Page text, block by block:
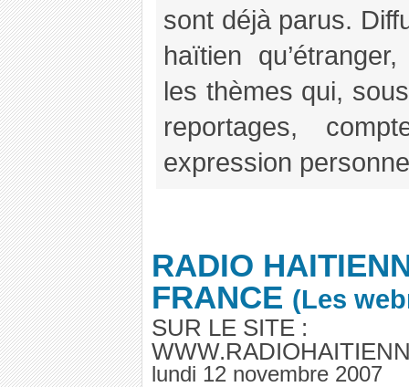
sont déjà parus.
haïtien
les thèmes qui,
reportages,
expression
RADIO
FRANCE (Les
SUR LE SITE :
lundi 12 novembre 2007